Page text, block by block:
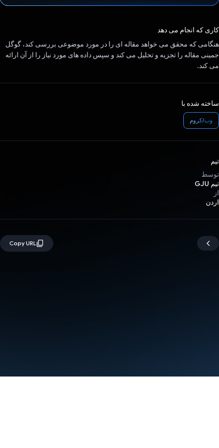
کاری که انجام می دهد
هنگامی که محقق می خواهد مقاله ای را در مورد موضوعی بررسی کند، گوگل
جمینی مقاله را تجزیه و تحلیل می کند و سپس داده های مورد نیاز را از آن ارائه
می کند.
ساخته شده با
وب/کروم
تیم
توسط
تیم GJU
از
اردن